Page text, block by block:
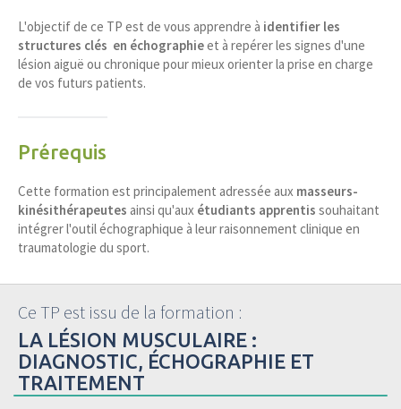
L'objectif de ce TP est de vous apprendre à identifier les
structures clés en échographieet à repérer les signes d'une
lésion aiguë ou chronique pour mieux orienter la prise en charge
de vos futurs patients.
Prérequis
Cette formation est principalement adressée aux masseurs-
kinésithérapeutes ainsi qu'aux étudiants apprentis souhaitant
intégrer l'outil échographique à leur raisonnement clinique en
traumatologie du sport.
Ce TP est issu de la formation :
LA LÉSION MUSCULAIRE :
DIAGNOSTIC, ÉCHOGRAPHIE ET
TRAITEMENT